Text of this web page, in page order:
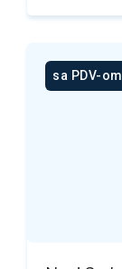
sa PDV-om